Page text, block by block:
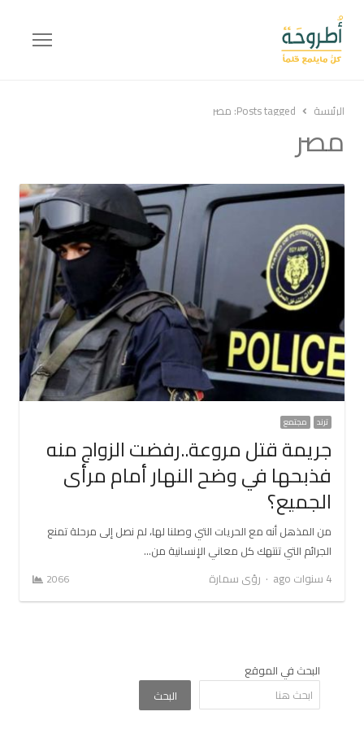
Menu
الرئيسة Posts tagged: مصر
مصر
ترند مجتمع
جريمة قتل مروعة..رفضت الزواج منه
فذبحها في وضح النهار أمام مرأى
الجميع؟
من المذهل أنه مع الحريات التي وصلنا لها، لم نصل إلى مرحلة تمنع
الجرائم التي تنتهك كل معاني الإنسانية من…
4 سنوات ago
Author
رؤى سمارة 2066
البحث في الموقع
البحث